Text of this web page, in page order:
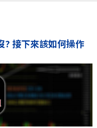
接下來該如何操作